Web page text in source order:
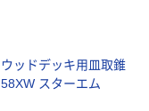
ウッドデッキ用皿取錐
58XW スターエム